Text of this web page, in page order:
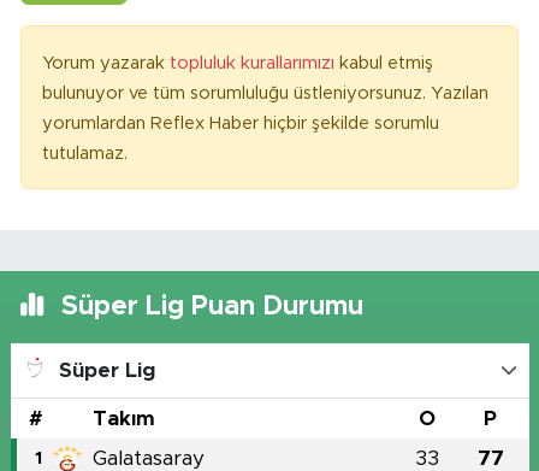
Yorum yazarak topluluk kurallarımızı kabul etmiş
bulunuyor ve tüm sorumluluğu üstleniyorsunuz. Yazılan
yorumlardan Reflex Haber hiçbir şekilde sorumlu
tutulamaz.
Süper Lig Puan Durumu
Süper Lig
# Takım O P
1 Galatasaray 33 77